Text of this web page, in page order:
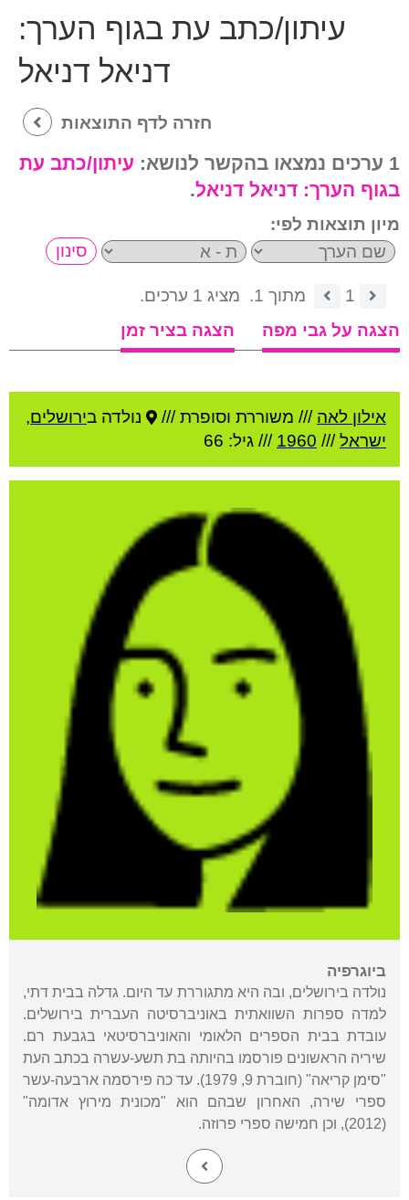
עיתון/כתב עת בגוף הערך:
דניאל דניאל
חזרה לדף התוצאות
1 ערכים נמצאו בהקשר לנושא:
עיתון/כתב עת
בגוף הערך: דניאל דניאל.
מיון תוצאות לפי:
1 מתוך 1.
מציג 1 ערכים.
הצגה על גבי מפה
הצגה בציר זמן
אילון לאה /// משוררת וסופרת /// נולדה בירושלים,
ישראל///
1960 /// גיל: 66
ביוגרפיה
נולדה בירושלים, ובה היא מתגוררת עד היום. גדלה בבית דתי,
למדה ספרות השוואתית באוניברסיטה העברית בירושלים.
עובדת בבית הספרים הלאומי והאוניברסיטאי בגבעת רם.
שיריה הראשונים פורסמו בהיותה בת תשע-עשרה בכתב העת
"סימן קריאה" (חוברת 9, 1979). עד כה פירסמה ארבעה-עשר
ספרי שירה, האחרון שבהם הוא "מכונית מירוץ אדומה"
(2012), וכן חמישה ספרי פרוזה.